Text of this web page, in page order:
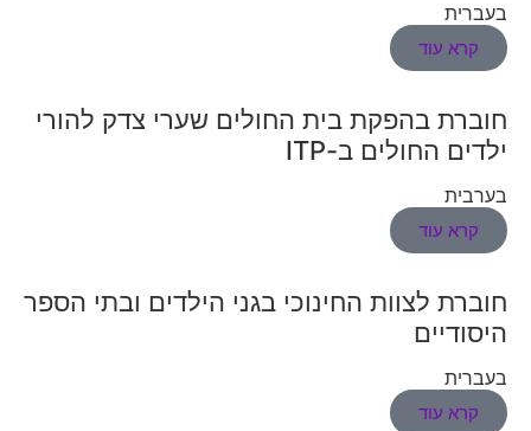
בעברית
קרא עוד
חוברת בהפקת בית החולים שערי צדק להורי
ילדים החולים ב-ITP
בערבית
קרא עוד
חוברת לצוות החינוכי בגני הילדים ובתי הספר
היסודיים
בעברית
קרא עוד